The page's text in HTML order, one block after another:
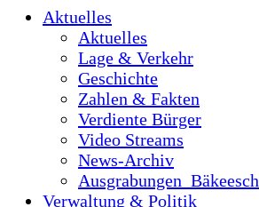
Aktuelles
Aktuelles
Lage & Verkehr
Geschichte
Zahlen & Fakten
Verdiente Bürger
Video Streams
News-Archiv
Ausgrabungen_Bäkeesch
Verwaltung & Politik